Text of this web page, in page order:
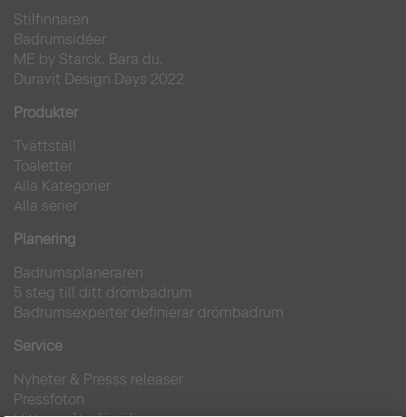
Stilfinnaren
Badrumsidéer
ME by Starck. Bara du.
Duravit Design Days 2022
Produkter
Tvättställ
Toaletter
Alla Kategorier
Alla serier
Planering
Badrumsplaneraren
5 steg till ditt drömbadrum
Badrumsexperter definierar drömbadrum
Service
Nyheter & Presss releaser
Pressfoton